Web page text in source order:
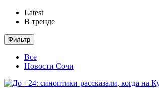
Latest
В тренде
Фильтр
Все
Новости Сочи